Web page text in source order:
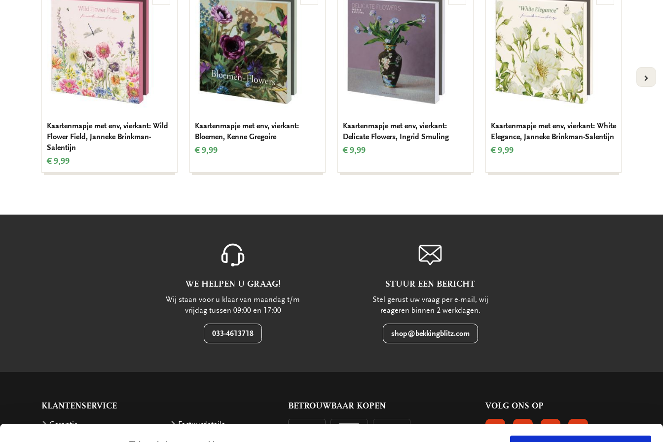
Kaartenmapje met env, vierkant: Wild
Flower Field, Janneke Brinkman-
Salentijn
€ 9,99
Kaartenmapje met env, vierkant:
Bloemen, Kenne Gregoire
€ 9,99
Kaartenmapje met env, vierkant:
Delicate Flowers, Ingrid Smuling
€ 9,99
Kaartenmapje met env, vierkant: White
Elegance, Janneke Brinkman-Salentijn
€ 9,99
WE HELPEN U GRAAG!
Wij staan voor u klaar van maandag t/m
vrijdag tussen 09:00 en 17:00
033-4613718
STUUR EEN BERICHT
Stel gerust uw vraag per e-mail, wij
reageren binnen 2 werkdagen.
shop@bekkingblitz.com
KLANTENSERVICE
Garantie
Factuurdetails
BETROUWBAAR KOPEN VOLG ONS OP
VOLGS ONS OP FACEBOOK
VOLG ONS OP INSTAGRAM
VOLG ONS OP LINKEDIN
VOLG ONS OP